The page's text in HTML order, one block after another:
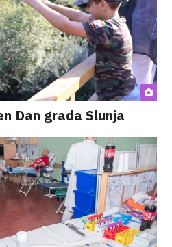
Dan grada Slunja